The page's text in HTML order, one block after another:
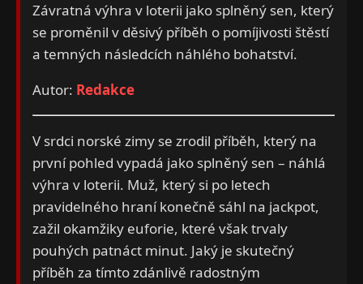
Závratná výhra v loterii jako splněný sen, který
se proměnil v děsivý příběh o pomíjivosti štěstí
a temných následcích náhlého bohatství.
Autor: Redakce
V srdci norské zimy se zrodil příběh, který na
první pohled vypadá jako splněný sen – náhlá
výhra v loterii. Muž, který si po letech
pravidelného hraní konečně sáhl na jackpot,
zažil okamžiky euforie, které však trvaly
pouhých patnáct minut. Jaký je skutečný
příběh za tímto zdánlivě radostným